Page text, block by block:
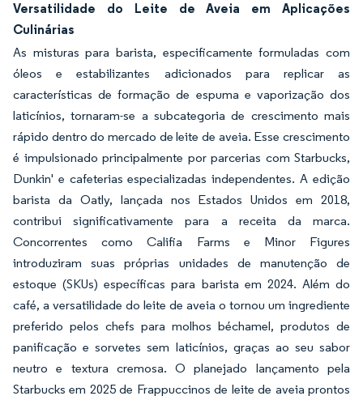
Versatilidade do Leite de Aveia em Aplicações
Culinárias
As misturas para barista, especificamente formuladas com
óleos e estabilizantes adicionados para replicar as
características de formação de espuma e vaporização dos
laticínios, tornaram-se a subcategoria de crescimento mais
rápido dentro do mercado de leite de aveia. Esse crescimento
é impulsionado principalmente por parcerias com Starbucks,
Dunkin' e cafeterias especializadas independentes. A edição
barista da Oatly, lançada nos Estados Unidos em 2018,
contribui significativamente para a receita da marca.
Concorrentes como Califia Farms e Minor Figures
introduziram suas próprias unidades de manutenção de
estoque (SKUs) específicas para barista em 2024. Além do
café, a versatilidade do leite de aveia o tornou um ingrediente
preferido pelos chefs para molhos béchamel, produtos de
panificação e sorvetes sem laticínios, graças ao seu sabor
neutro e textura cremosa. O planejado lançamento pela
Starbucks em 2025 de Frappuccinos de leite de aveia prontos